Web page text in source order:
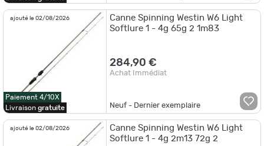
ajouté le 02/08/2026
Paiement 4/10X
Livraison gratuite
Canne Spinning Westin W6 Light
Softlure 1 - 4g 65g 2 1m83
284,90 €
Achat Immédiat
Neuf - Dernier exemplaire
ajouté le 02/08/2026
Canne Spinning Westin W6 Light
Softlure 1 - 4g 2m13 72g 2